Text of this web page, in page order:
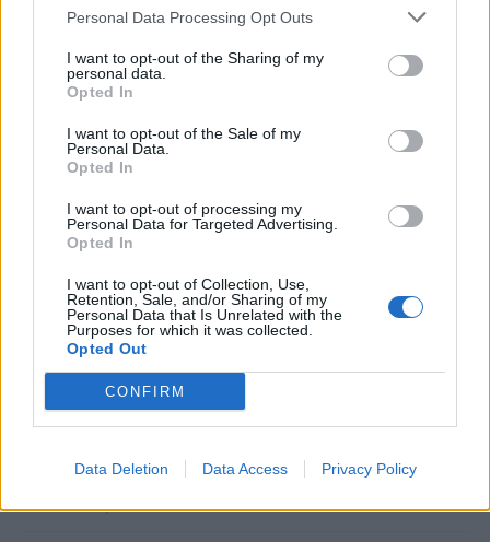
Personal Data Processing Opt Outs
I want to opt-out of the Sharing of my
personal data.
Opted In
I want to opt-out of the Sale of my
Personal Data.
Opted In
I want to opt-out of processing my
Personal Data for Targeted Advertising.
Opted In
I want to opt-out of Collection, Use,
Retention, Sale, and/or Sharing of my
Personal Data that Is Unrelated with the
Purposes for which it was collected.
Opted Out
CONFIRM
Data Deletion Data Access Privacy Policy
Títo policajti našli originálny spôsob na krátenie si cesty
kolektív. Nielenže im čas rýchlejšie uplynie, ale sa aj
odreagujú. Ako? Tlieskaním a vyklepkávaním rytmu do
celého sveta.
https://www.youtube.com/watch?
time_continue=28&v=2FJV63tSFxw
Zdroj: polki.pl
Prečítajte si aj
Dôverujte si, rozprávajte sa a užívajte si: 6 tipov, ako mať z intímneho
zblíženia intenzívnejší pôžitok
22. septembra 2025
Máte vysokú spotrebu vody a málo úspor na blížiace sa ročné
vyúčtovanie?
29. januára 2025